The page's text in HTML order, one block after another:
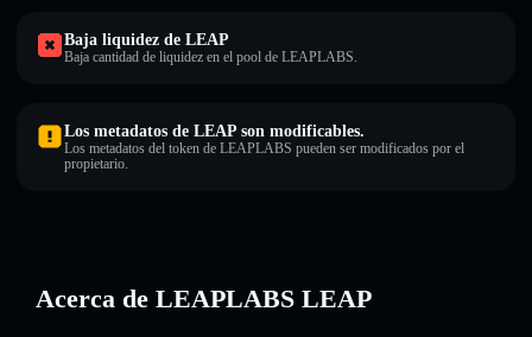
Baja liquidez de LEAP
Baja cantidad de liquidez en el pool de LEAPLABS.
Los metadatos de LEAP son modificables.
Los metadatos del token de LEAPLABS pueden ser modificados por el
propietario.
Acerca de LEAPLABS LEAP